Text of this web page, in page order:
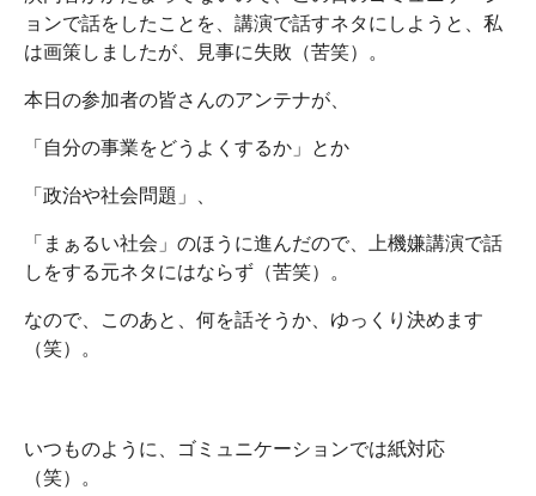
ョンで話をしたことを、講演で話すネタにしようと、私
は画策しましたが、見事に失敗（苦笑）。
本日の参加者の皆さんのアンテナが、
「自分の事業をどうよくするか」とか
「政治や社会問題」、
「まぁるい社会」のほうに進んだので、上機嫌講演で話
しをする元ネタにはならず（苦笑）。
なので、このあと、何を話そうか、ゆっくり決めます
（笑）。
いつものように、ゴミュニケーションでは紙対応
（笑）。